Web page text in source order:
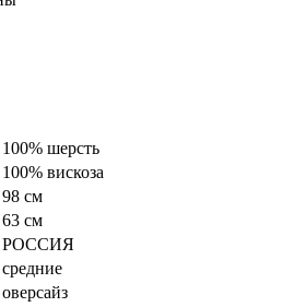
100% шерсть
100% вискоза
98 см
63 см
РОССИЯ
средние
оверсайз